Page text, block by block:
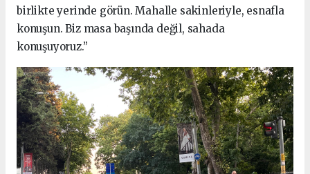
birlikte yerinde görün. Mahalle sakinleriyle, esnafla
konuşun. Biz masa başında değil, sahada
konuşuyoruz.”